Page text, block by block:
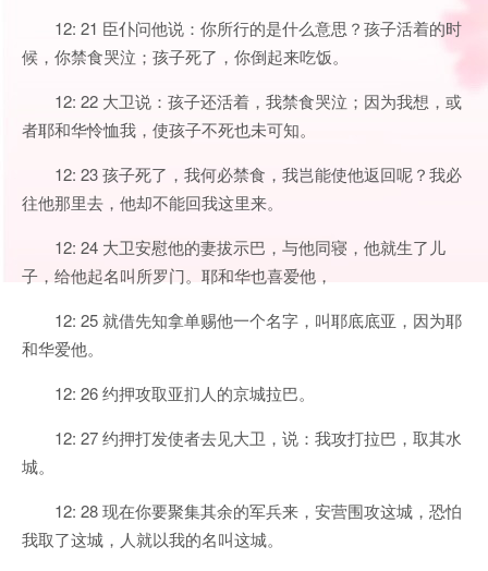
12: 21 臣仆问他说：你所行的是什么意思？孩子活着的时
候，你禁食哭泣；孩子死了，你倒起来吃饭。
12: 22 大卫说：孩子还活着，我禁食哭泣；因为我想，或
者耶和华怜恤我，使孩子不死也未可知。
12: 23 孩子死了，我何必禁食，我岂能使他返回呢？我必
往他那里去，他却不能回我这里来。
12: 24 大卫安慰他的妻拔示巴，与他同寝，他就生了儿
子，给他起名叫所罗门。耶和华也喜爱他，
12: 25 就借先知拿单赐他一个名字，叫耶底底亚，因为耶
和华爱他。
12: 26 约押攻取亚扪人的京城拉巴。
12: 27 约押打发使者去见大卫，说：我攻打拉巴，取其水
城。
12: 28 现在你要聚集其余的军兵来，安营围攻这城，恐怕
我取了这城，人就以我的名叫这城。